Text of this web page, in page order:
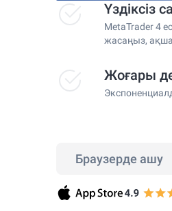
Үздіксіз
MetaTrader 4
жасаңыз,
Жоғары
Браузерде ашу